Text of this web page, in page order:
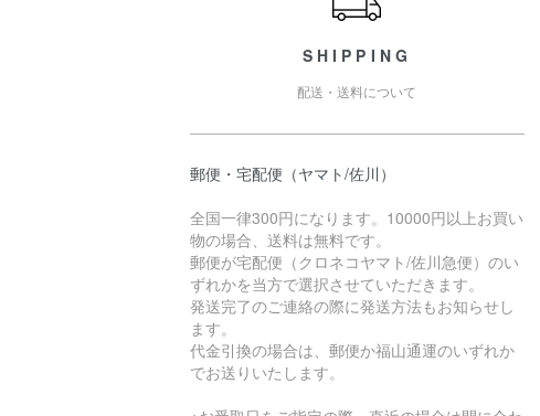
SHIPPING
配送・送料について
郵便・宅配便（ヤマト/佐川）
全国一律300円になります。10000円以上お買い
物の場合、送料は無料です。
郵便が宅配便（クロネコヤマト/佐川急便）のい
ずれかを当方で選択させていただきます。
発送完了のご連絡の際に発送方法もお知らせし
ます。
代金引換の場合は、郵便か福山通運のいずれか
でお送りいたします。